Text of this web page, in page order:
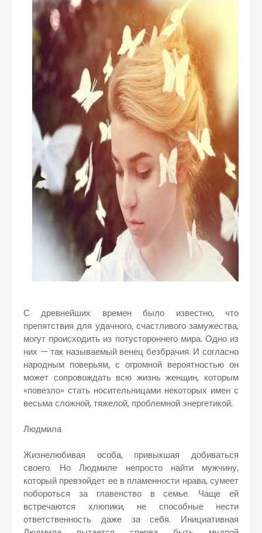
С древнейших времен было известно, что
препятствия для удачного, счастливого замужества,
могут происходить из потустороннего мира. Одно из
них — так называемый венец безбрачия. И согласно
народным поверьям, с огромной вероятностью он
может сопровождать всю жизнь женщин, которым
«повезло» стать носительницами некоторых имен с
весьма сложной, тяжелой, проблемной энергетикой.
Людмила
Жизнелюбивая особа, привыкшая добиваться
своего. Но Людмиле непросто найти мужчину,
который превзойдет ее в пламенности нрава, сумеет
побороться за главенство в семье. Чаще ей
встречаются хлюпики, не способные нести
ответственность даже за себя. Инициативная